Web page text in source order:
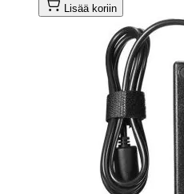
Lisää koriin